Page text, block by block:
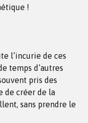
!
l’incurie de ces
temps d’autres
pris des
de créer de la
sans prendre le